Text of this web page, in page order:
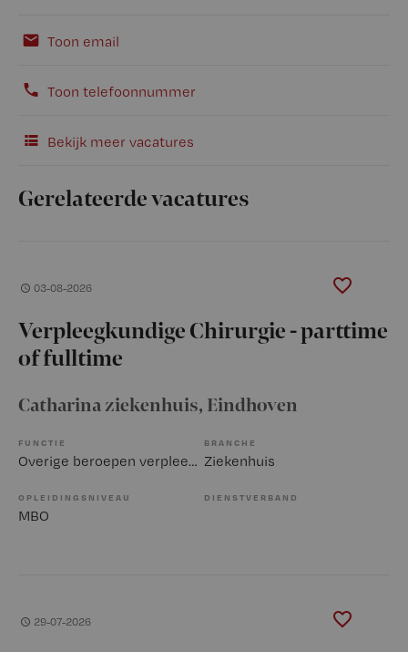
Toon email
Toon telefoonnummer
Bekijk meer vacatures
Gerelateerde vacatures
03-08-2026
Verpleegkundige Chirurgie - parttime
of fulltime
Catharina ziekenhuis, Eindhoven
FUNCTIE
Overige beroepen verpleegkunde
BRANCHE
Ziekenhuis
OPLEIDINGSNIVEAU
MBO
DIENSTVERBAND
29-07-2026